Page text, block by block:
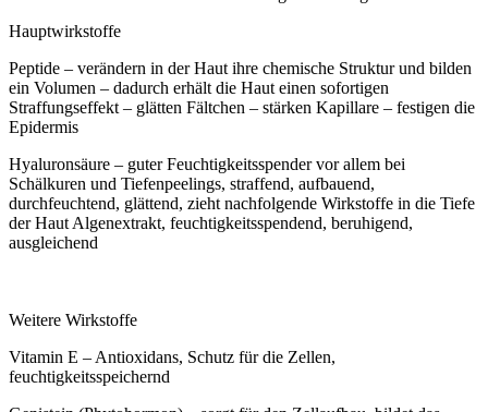
Hauptwirkstoffe
Peptide – verändern in der Haut ihre chemische Struktur und bilden
ein Volumen – dadurch erhält die Haut einen sofortigen
Straffungseffekt – glätten Fältchen – stärken Kapillare – festigen die
Epidermis
Hyaluronsäure – guter Feuchtigkeitsspender vor allem bei
Schälkuren und Tiefenpeelings, straffend, aufbauend,
durchfeuchtend, glättend, zieht nachfolgende Wirkstoffe in die Tiefe
der Haut Algenextrakt, feuchtigkeitsspendend, beruhigend,
ausgleichend
Weitere Wirkstoffe
Vitamin E – Antioxidans, Schutz für die Zellen,
feuchtigkeitsspeichernd